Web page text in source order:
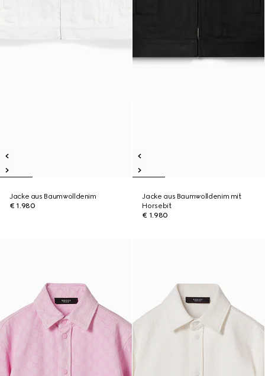
Jacke aus Baumwolldenim
€ 1.980
Jacke aus Baumwolldenim mit
Horsebit
€ 1.980